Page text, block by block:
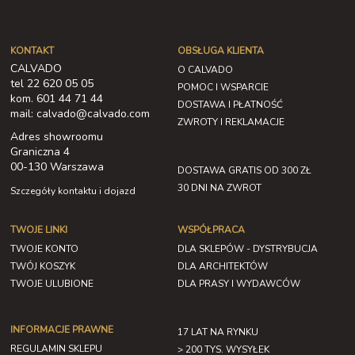
KONTAKT
CALVADO
tel 22 620 05 05
kom. 601 44 71 44
mail: calvado@calvado.com
Adres showroomu
Graniczna 4
00-130 Warszawa
Szczegóły kontaktu i dojazd
OBSŁUGA KLIENTA
O CALVADO
POMOC I WSPARCIE
DOSTAWA I PŁATNOŚĆ
ZWROTY I REKLAMACJE
DOSTAWA GRATIS OD 300 ZŁ
30 DNI NA ZWROT
TWOJE LINKI
TWOJE KONTO
TWÓJ KOSZYK
TWOJE ULUBIONE
INFORMACJE PRAWNE
REGULAMIN SKLEPU
WSPÓŁPRACA
DLA SKLEPÓW - DYSTRYBUCJA
DLA ARCHITEKTÓW
DLA PRASY I WYDAWCÓW
17 LAT NA RYNKU
> 200 TYS. WYSYŁEK